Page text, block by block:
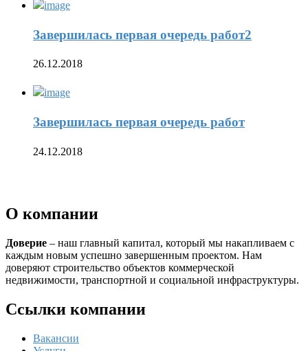
Завершилась первая очередь работ2
26.12.2018
Завершилась первая очередь работ
24.12.2018
О компании
Доверие – наш главный капитал, который мы накапливаем с
каждым новым успешно завершенным проектом. Нам
доверяют строительство объектов коммерческой
недвижимости, транспортной и социальной инфраструктуры.
Ссылки компании
Вакансии